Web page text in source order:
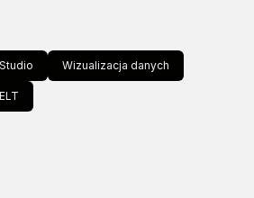
Wizualizacja danych